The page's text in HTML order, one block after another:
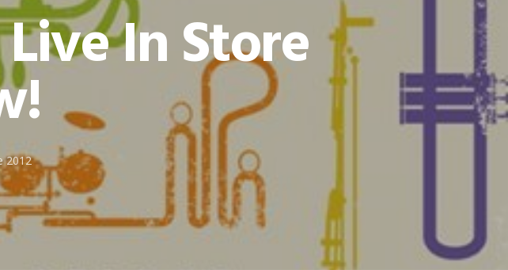
In Store
2012